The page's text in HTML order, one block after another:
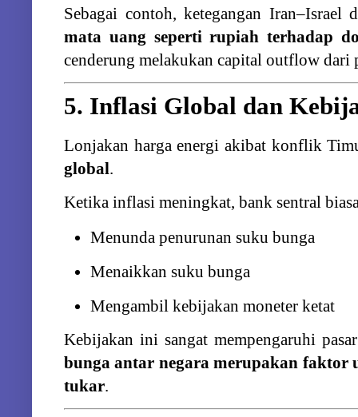
Sebagai contoh, ketegangan Iran–Israel
mata uang sepertirupiahterhadap
cenderung melakukan capital outflow dari
5. Inflasi Global dan
Lonjakan hargaenergiakibat konflik
global.
Ketika inflasi meningkat, bank sentral
Menunda penurunan suku bunga
Menaikkan suku bunga
Mengambil kebijakan moneter ketat
Kebijakan ini sangat mempengaruhi
bungaantar negaramerupakan faktor
tukar.